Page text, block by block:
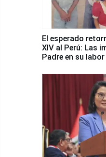
El esperado
XIV al Perú: Las
Padre en su